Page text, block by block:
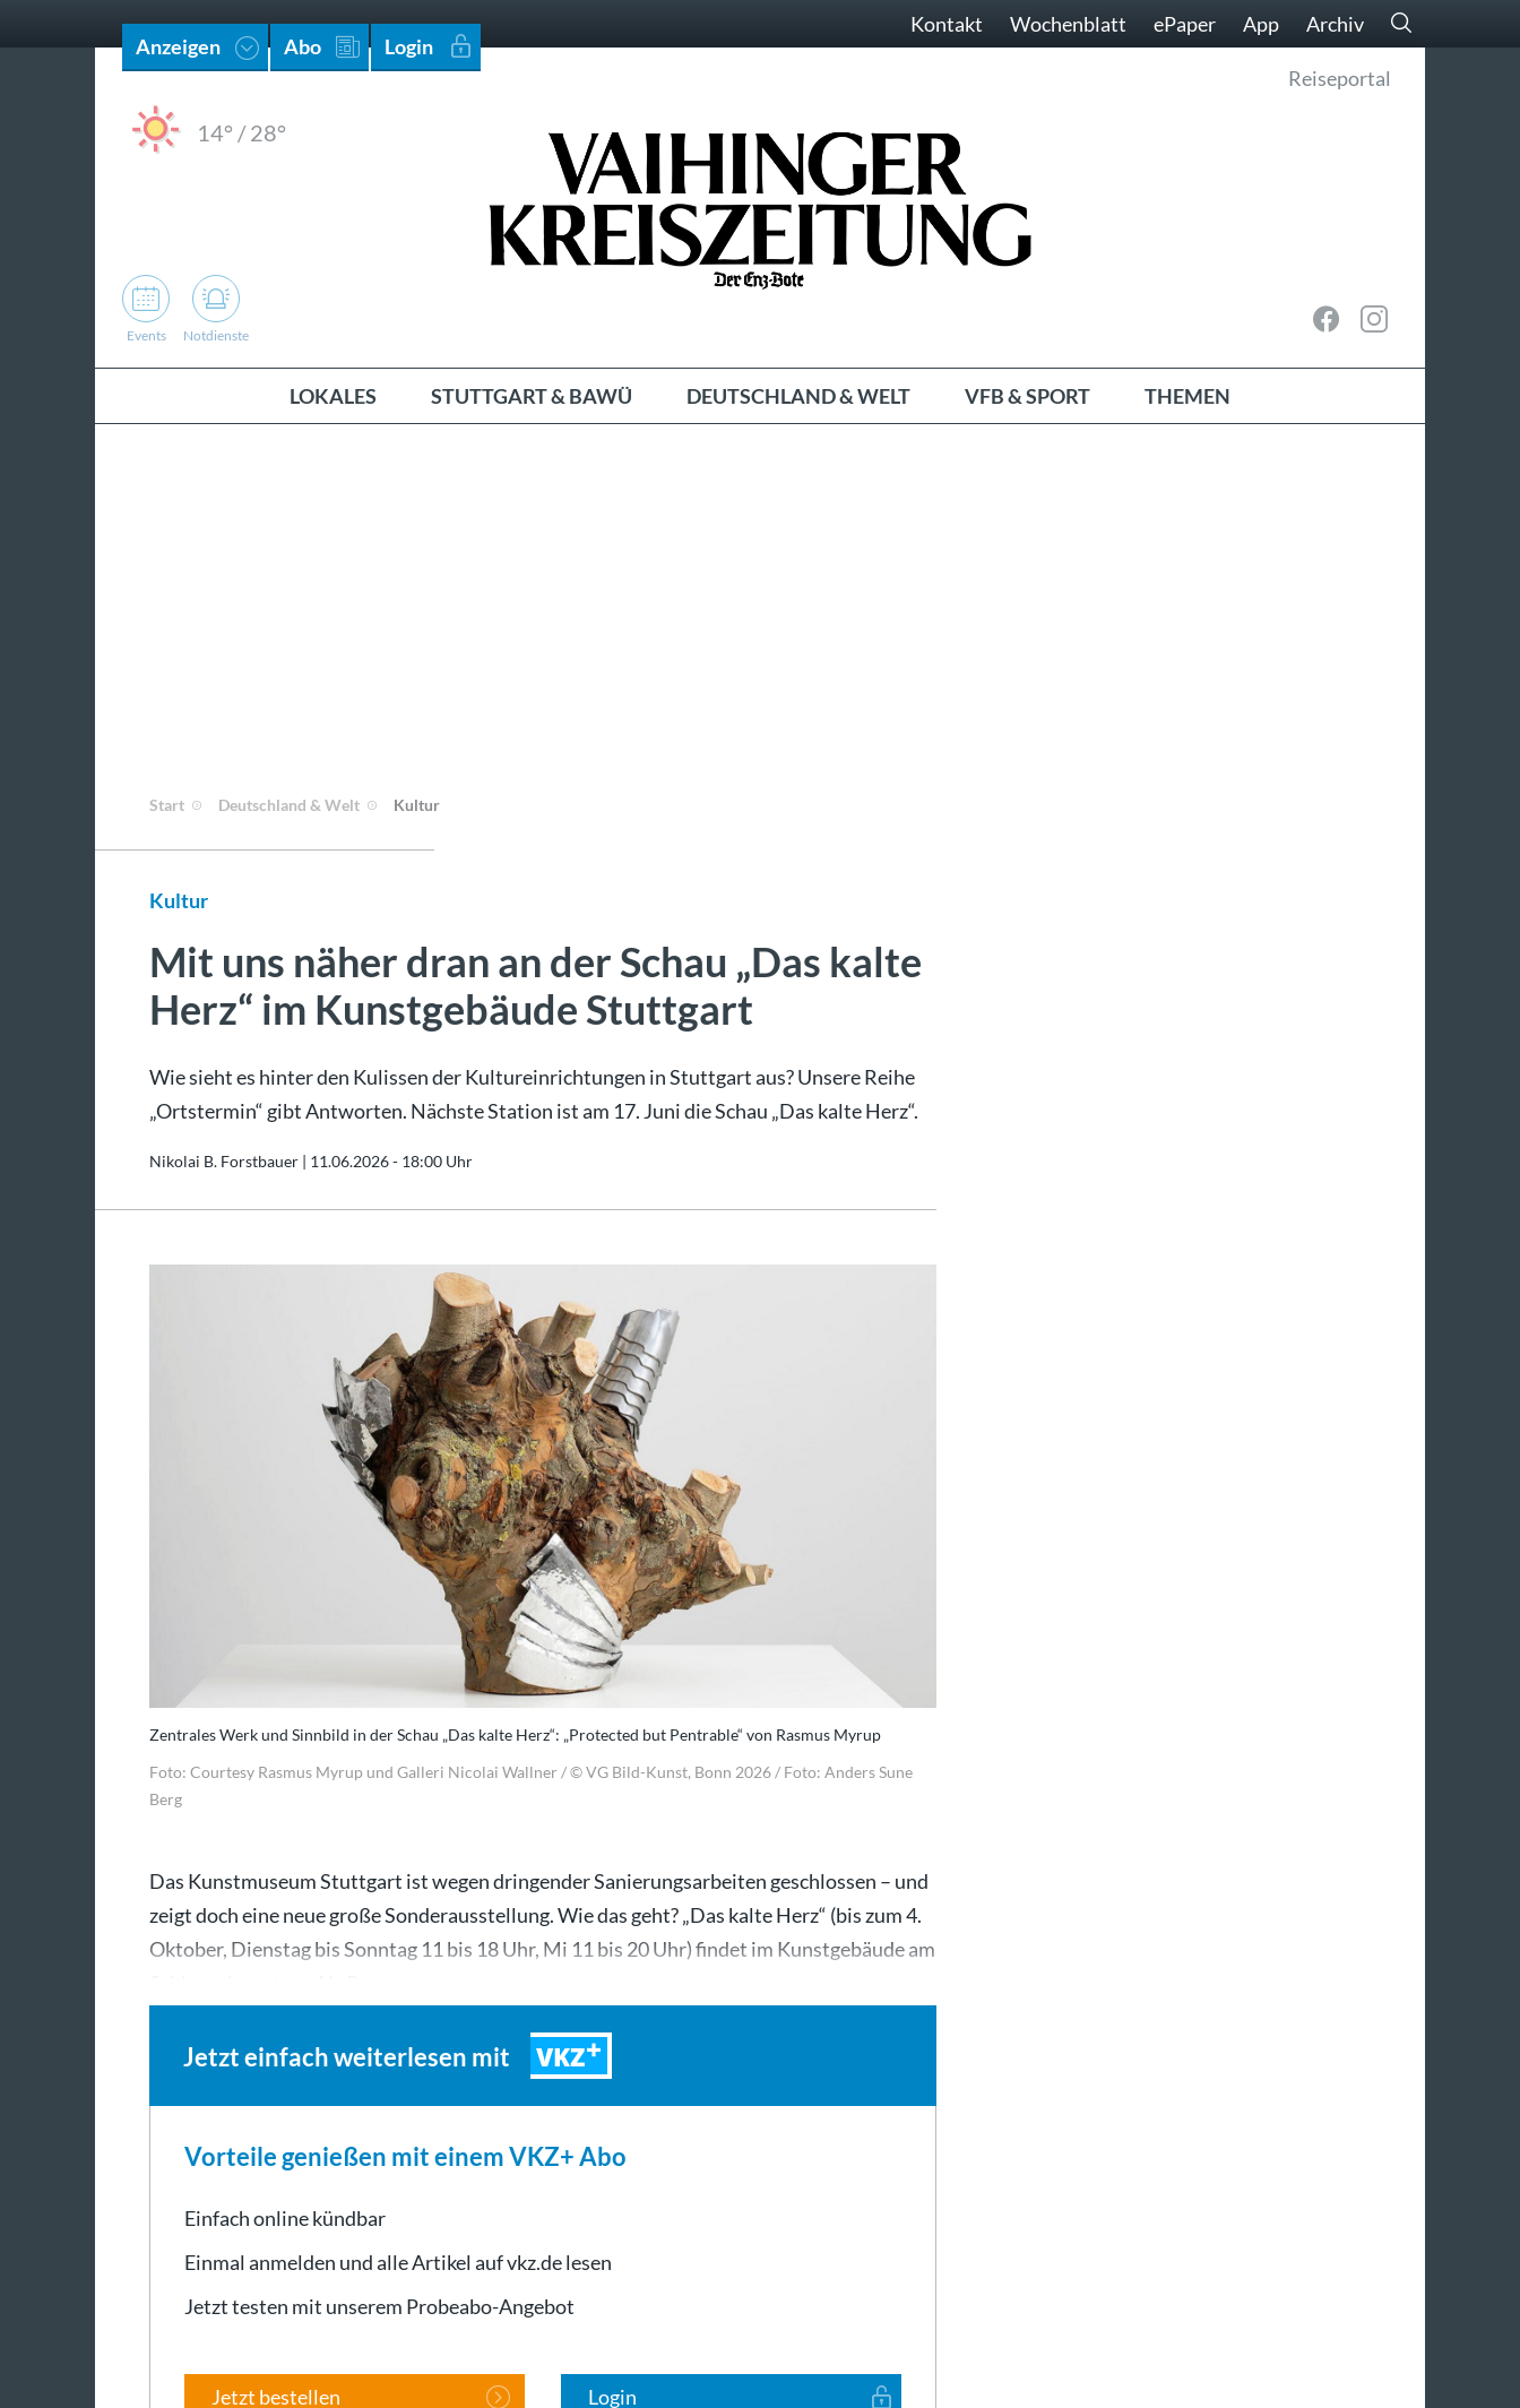
Anzeigen Abo Login
Kontakt Wochenblatt ePaper App Archiv
14° /28°
Reiseportal
Events Notdienste
LOKALES STUTTGART & BAWÜ DEUTSCHLAND & WELT VFB & SPORT THEMEN
Start Deutschland & Welt Kultur
Kultur
Mit uns näher dran an der Schau „Das kalte
Herz“ im Kunstgebäude Stuttgart
Wie sieht es hinter den Kulissen der Kultureinrichtungen in Stuttgart aus? Unsere Reihe
„Ortstermin“ gibt Antworten. Nächste Station ist am 17. Juni die Schau „Das kalte Herz“.
Nikolai B. Forstbauer | 11.06.2026 - 18:00 Uhr
Zentrales Werk und Sinnbild in der Schau „Das kalte Herz“: „Protected but Pentrable“ von Rasmus Myrup
Foto: Courtesy Rasmus Myrup und Galleri Nicolai Wallner / © VG Bild-Kunst, Bonn 2026 / Foto: Anders Sune
Berg
Das Kunstmuseum Stuttgart ist wegen dringender Sanierungsarbeiten geschlossen – und
zeigt doch eine neue große Sonderausstellung. Wie das geht? „Das kalte Herz“ (bis zum 4.
Oktober, Dienstag bis Sonntag 11 bis 18 Uhr, Mi 11 bis 20 Uhr) findet im Kunstgebäude am
Jetzt einfach weiterlesen mit VKZ
Vorteile genießen mit einem VKZ+ Abo
Einfach online kündbar
Einmal anmelden und alle Artikel auf vkz.de lesen
Jetzt testen mit unserem Probeabo-Angebot
Jetzt bestellen Login